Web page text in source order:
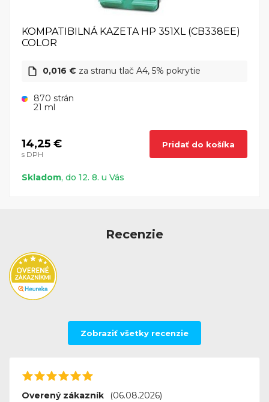
KOMPATIBILNÁ KAZETA HP 351XL (CB338EE)
COLOR
0,016 € za stranu tlač A4, 5% pokrytie
870 strán
21 ml
14,25 €
s DPH
Pridať do košíka
Skladom, do 12. 8. u Vás
Recenzie
Zobraziť všetky recenzie
Overený zákazník (06.08.2026)